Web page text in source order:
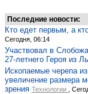
Последние новости:
Кто едет первым, а
Сегодня, 06:14
Участвовал в
27-летнего Героя из
Ископаемые черепа
увеличение размера
зрения Технологии ,